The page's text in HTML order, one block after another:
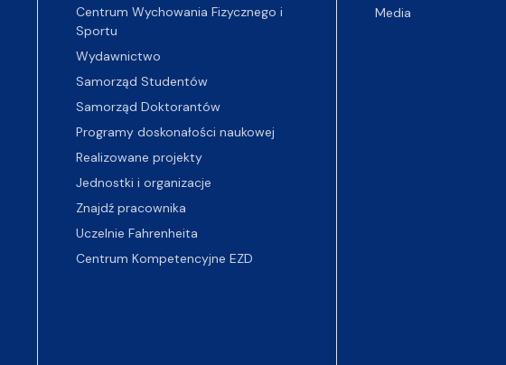
Centrum Wychowania Fizycznego i
Sportu
Wydawnictwo
Samorząd Studentów
Samorząd Doktorantów
Programy doskonałości naukowej
Realizowane projekty
Jednostki i organizacje
Znajdź pracownika
Uczelnie Fahrenheita
Centrum Kompetencyjne EZD
Media